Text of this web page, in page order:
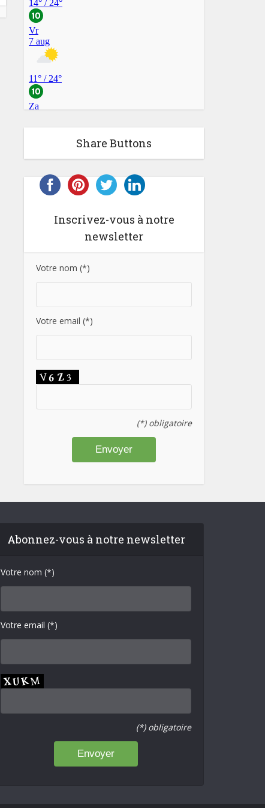
Share Buttons
Inscrivez-vous à notre
newsletter
Votre nom (*)
Votre email (*)
(*) obligatoire
Abonnez-vous à notre newsletter
Votre nom (*)
Votre email (*)
(*) obligatoire